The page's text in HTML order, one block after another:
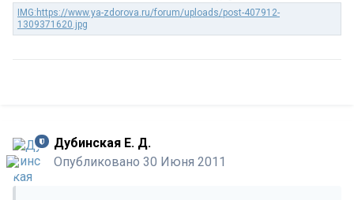
Дубинская Е. Д.
Опубликовано 30 Июня 2011